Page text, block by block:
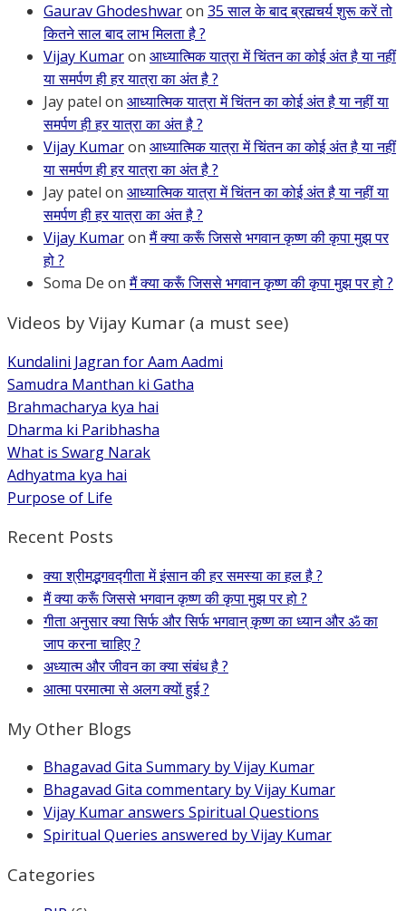
Gaurav Ghodeshwaron 35 साल के बाद ब्रह्मचर्य शुरू करें तो
कितने साल बाद लाभ मिलता है ?
Vijay Kumaron आध्यात्मिक यात्रा में चिंतन का कोई अंत है या नहीं
या समर्पण ही हर यात्रा का अंत है ?
Jay patel on आध्यात्मिक यात्रा में चिंतन का कोई अंत है या नहीं या
समर्पण ही हर यात्रा का अंत है ?
Vijay Kumaron आध्यात्मिक यात्रा में चिंतन का कोई अंत है या नहीं
या समर्पण ही हर यात्रा का अंत है ?
Jay patel on आध्यात्मिक यात्रा में चिंतन का कोई अंत है या नहीं या
समर्पण ही हर यात्रा का अंत है ?
Vijay Kumaronमैं क्या करूँ जिससे भगवान कृष्ण की कृपा मुझ पर
हो ?
Soma De onमैं क्या करूँ जिससे भगवान कृष्ण की कृपा मुझ पर हो ?
Videos by Vijay Kumar (a must see)
Kundalini Jagran for Aam Aadmi
Samudra Manthan ki Gatha
Brahmacharya kya hai
Dharma ki Paribhasha
What is Swarg Narak
Adhyatma kya hai
Purpose of Life
Recent Posts
क्या श्रीमद्भगवद्गीता में इंसान की हर समस्या का हल है ?
मैं क्या करूँ जिससे भगवान कृष्ण की कृपा मुझ पर हो ?
गीता अनुसार क्या सिर्फ और सिर्फ भगवान् कृष्ण का ध्यान और ॐ का
जाप करना चाहिए ?
अध्यात्म और जीवन का क्या संबंध है ?
आत्मा परमात्मा से अलग क्यों हुई ?
My Other Blogs
Bhagavad Gita Summary by Vijay Kumar
Bhagavad Gita commentary by Vijay Kumar
Vijay Kumar answers Spiritual Questions
Spiritual Queries answered by Vijay Kumar
Categories